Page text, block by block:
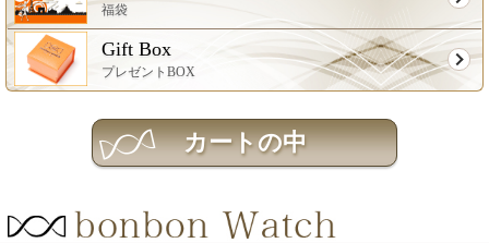
福袋
Gift Box
プレゼントBOX